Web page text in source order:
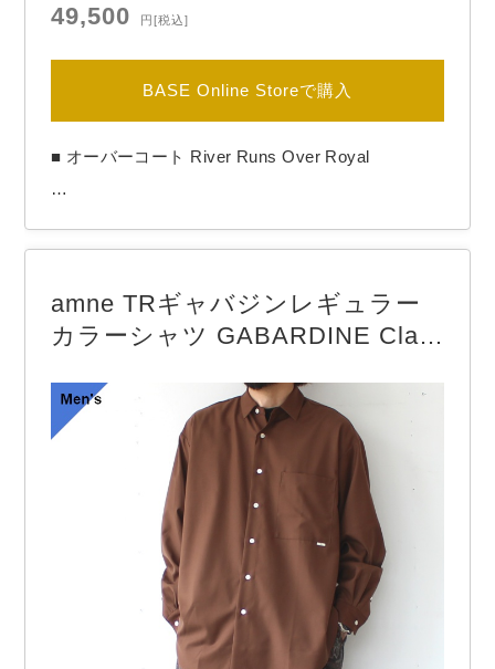
49,500 円[税込]
BASE Online Storeで購入
■ オーバーコート River Runs Over Royal
エンティースセンチュリー
【COLOR】　Khaki Beige
another 20th centuryより「River Runs Over Roya
RIVER RUNSシリーズより新作オーバーコート。
生地は撥水加工を施した質の…
amne TRギャバジンレギュラー
カラーシャツ GABARDINE Clas